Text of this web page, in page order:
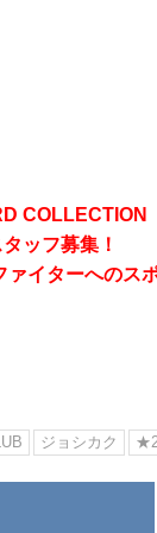
COLLECTION
ッフ募集！
イターへのス
ジョシカク